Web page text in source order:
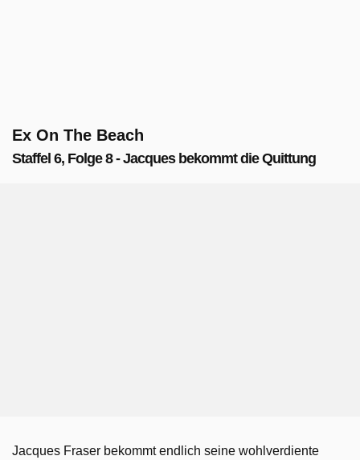
Ex On The Beach
Staffel 6, Folge 8 - Jacques bekommt die Quittung
Jacques Fraser bekommt endlich seine wohlverdiente